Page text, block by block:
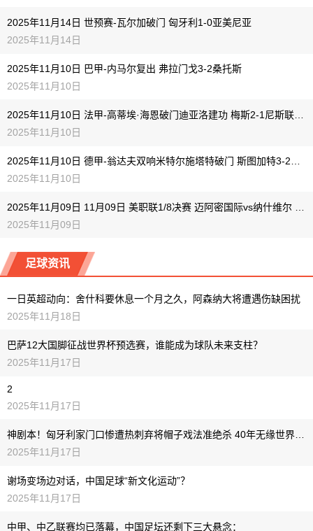
2025年11月14日 世预赛-瓦尔加破门 匈牙利1-0亚美尼亚
2025年11月14日
2025年11月10日 巴甲-内马尔复出 弗拉门戈3-2桑托斯
2025年11月10日
2025年11月10日
2025年11月10日
2025年11月09日
足球资讯
一日英超动向：舍什科要休息一个月之久，阿森纳大将遭遇伤缺困扰
2025年11月18日
巴萨12大国脚征战世界杯预选赛，谁能成为球队未来支柱？
2025年11月17日
2
2025年11月17日
2025年11月17日
谢场变场边对话，中国足球“新文化运动”？
2025年11月17日
中甲、中乙联赛均已落幕，中国足坛还剩下三大悬念：